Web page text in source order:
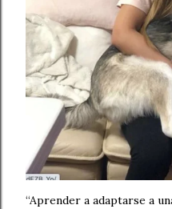
“Aprender a adaptarse a